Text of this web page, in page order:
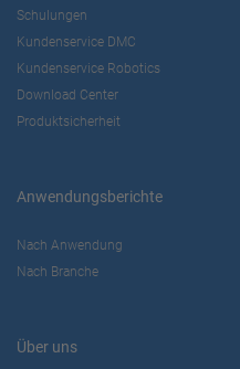
Schulungen
Kundenservice DMC
Kundenservice Robotics
Download Center
Produktsicherheit
Anwendungsberichte
Nach Anwendung
Nach Branche
Über uns